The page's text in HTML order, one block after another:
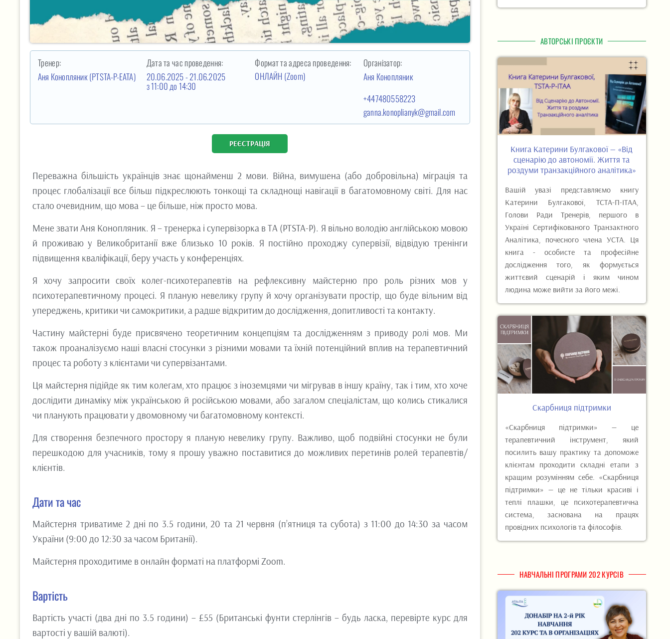
Тренер:
Аня Конопляник(PTSTA-P-EATA)
Дата та час проведення:
20.06.2025 - 21.06.2025
з 11:00 до 14:30
Формат та адреса проведення:
ОНЛАЙН (Zoom)
Організатор:
Аня Конопляник
+447480558223
ganna.konoplianyk@gmail.com
РЕЄСТРАЦІЯ
Переважна більшість українців знає щонайменш 2 мови. Війна, вимушена (або добровільна) міграція та
процес глобалізації все більш підкреслюють тонкощі та складнощі навігації в багатомовному світі. Для нас
стало очевидним, що мова – це більше, ніж просто мова.
Мене звати Аня Конопляник. Я – тренерка і супервізорка в ТА (PTSTA-P). Я вільно володію англійською мовою
й проживаю у Великобританії вже близько 10 років. Я постійно проходжу супервізії, відвідую тренінги
підвищення кваліфікації, беру участь у конференціях.
Я хочу запросити своїх колег-психотерапевтів на рефлексивну майстерню про роль різних мов у
психотерапевтичному процесі. Я планую невелику групу й хочу організувати простір, що буде вільним від
упереджень, критики чи самокритики, а радше відкритим до дослідження, допитливості та контакту.
Частину майстерні буде присвячено теоретичним концепціям та дослідженням з приводу ролі мов. Ми
також проаналізуємо наші власні стосунки з різними мовами та їхній потенційний вплив на терапевтичний
процес та роботу з клієнтами чи супервізантами.
Ця майстерня підійде як тим колегам, хто працює з іноземцями чи мігрував в іншу країну, так і тим, хто хоче
дослідити динаміку між українською й російською мовами, або загалом спеціалістам, що колись стикалися
чи планують працювати у двомовному чи багатомовному контексті.
Для створення безпечного простору я планую невелику групу. Важливо, щоб подвійні стосунки не були
перешкодою для учасників, тому я прошу уважно поставитися до можливих перетинів ролей терапевтів/
клієнтів.
Дати та час
Майстерня триватиме 2 дні по 3.5 години, 20 та 21 червня (п’ятниця та субота) з 11:00 до 14:30 за часом
України (9:00 до 12:30 за часом Британії).
Майстерня проходитиме в онлайн форматі на платформі Zoom.
Вартість
Вартість участі (два дні по 3.5 години) – £55 (Британські фунти стерлінгів – будь ласка, перевірте курс для
вартості у вашій валюті).
АВТОРСЬКІ ПРОЄКТИ
Книга Катерини Булгакової — «Від
сценарію до автономії. Життя та
роздуми транзакційного аналітика»
Вашій увазі представляємо книгу
Катерини Булгакової, ТСТА-П-ІТАА,
Голови Ради Тренерів, першого в
Україні Сертифікованого Транзактного
Аналітика, почесного члена УСТА. Ця
книга - особисте та професійне
дослідження того, як формується
життєвий сценарій і яким чином
людина може вийти за його межі.
Скарбниця підтримки
«Скарбниця підтримки» — це
терапевтичний інструмент, який
посилить вашу практику та допоможе
клієнтам проходити складні етапи з
кращим розумінням себе. «Скарбниця
підтримки» — це не тільки красиві і
теплі плашки, це психотерапевтична
система, заснована на працях
провідних психологів та філософів.
НАВЧАЛЬНІ ПРОГРАМИ 202 КУРСІВ